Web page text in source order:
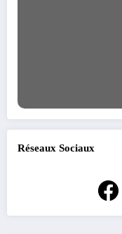
Réseaux Sociaux